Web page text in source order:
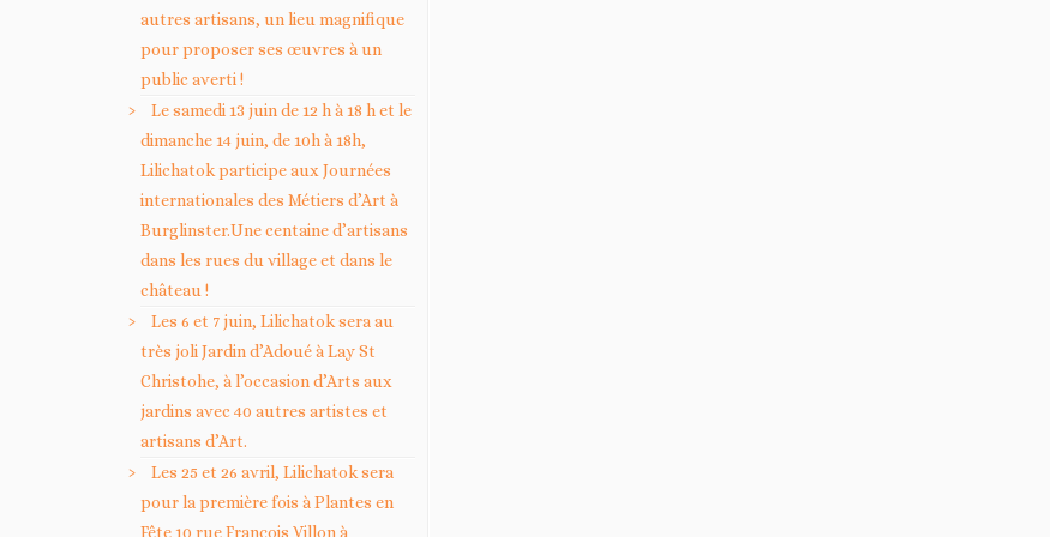
autres artisans, un lieu magnifique
pour proposer ses œuvres à un
public averti !
Le samedi 13 juin de 12 h à 18 h et le
dimanche 14 juin, de 10h à 18h,
Lilichatok participe aux Journées
internationales des Métiers d’Art à
Burglinster.Une centaine d’artisans
dans les rues du village et dans le
château !
Les 6 et 7 juin, Lilichatok sera au
très joli Jardin d’Adoué à Lay St
Christohe, à l’occasion d’Arts aux
jardins avec 40 autres artistes et
artisans d’Art.
Les 25 et 26 avril, Lilichatok sera
pour la première fois à Plantes en
Fête 10 rue François Villon à